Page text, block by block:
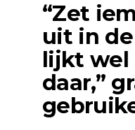
“Zet
uit in
lijkt wel
daar,”